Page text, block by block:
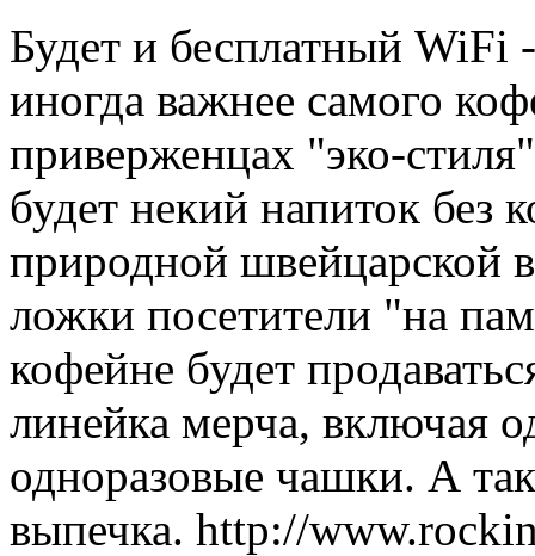
Будет и бесплатный WiFi
иногда важнее самого
приверженцах "эко-
будет некий напиток без
природной швейцарской
ложки посетители "на
кофейне будет
линейка мерча, включая
одноразовые чашки. А
выпечка. http://